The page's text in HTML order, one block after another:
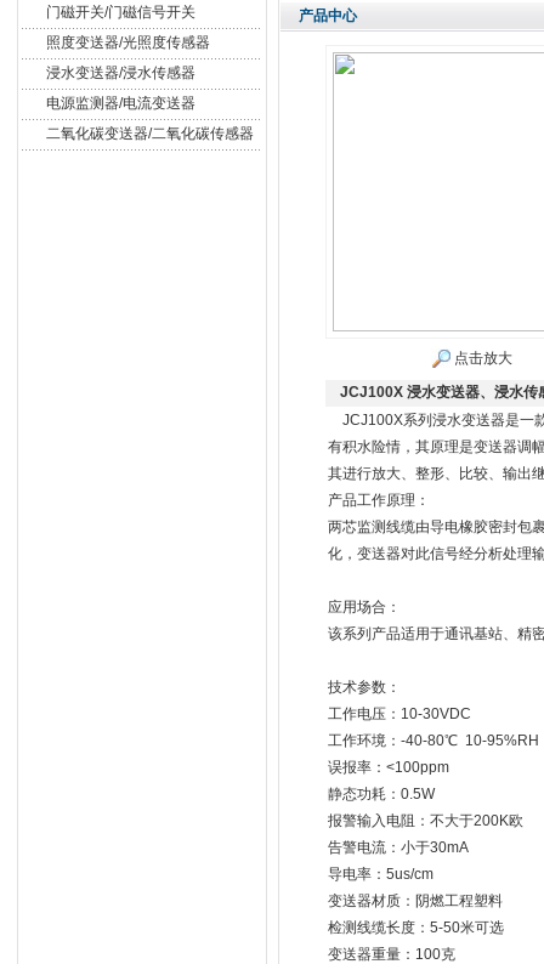
门磁开关/门磁信号开关
照度变送器/光照度传感器
浸水变送器/浸水传感器
电源监测器/电流变送器
二氧化碳变送器/二氧化碳传感器
产品中心
点击放大
JCJ100X 浸水变送器、浸水传
JCJ100X系列浸水变送器是一
有积水险情，其原理是变送器调
其进行放大、整形、比较、输出
产品工作原理：
两芯监测线缆由导电橡胶密封包
化，变送器对此信号经分析处理
应用场合：
该系列产品适用于通讯基站、精
技术参数：
工作电压：10-30VDC
工作环境：-40-80℃ 10-95%RH
误报率：<100ppm
静态功耗：0.5W
报警输入电阻：不大于200K欧
告警电流：小于30mA
导电率：5us/cm
变送器材质：阴燃工程塑料
检测线缆长度：5-50米可选
变送器重量：100克